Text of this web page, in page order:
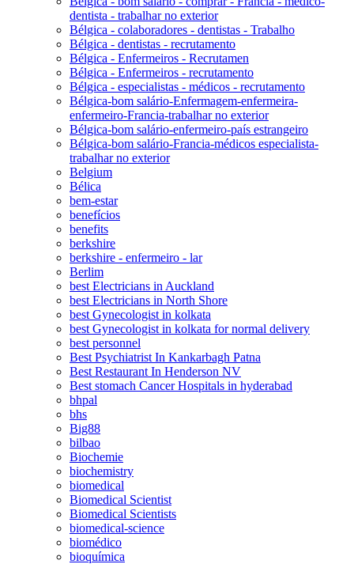
dentista - trabalhar no exterior
Bélgica - colaboradores - dentistas - Trabalho
Bélgica - dentistas - recrutamento
Bélgica - Enfermeiros - Recrutamen
Bélgica - Enfermeiros - recrutamento
Bélgica - especialistas - médicos - recrutamento
Bélgica-bom salário-Enfermagem-enfermeira-
enfermeiro-Francia-trabalhar no exterior
Bélgica-bom salário-enfermeiro-país estrangeiro
Bélgica-bom salário-Francia-médicos especialista-
trabalhar no exterior
Belgium
Bélica
bem-estar
benefícios
benefits
berkshire
berkshire - enfermeiro - lar
Berlim
best Electricians in Auckland
best Electricians in North Shore
best Gynecologist in kolkata
best Gynecologist in kolkata for normal delivery
best personnel
Best Psychiatrist In Kankarbagh Patna
Best Restaurant In Henderson NV
Best stomach Cancer Hospitals in hyderabad
bhpal
bhs
Big88
bilbao
Biochemie
biochemistry
biomedical
Biomedical Scientist
Biomedical Scientists
biomedical-science
biomédico
bioquímica